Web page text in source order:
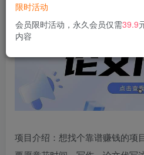
项目介绍：想找个靠谱赚钱的项
限时活动
会员限时活动，永久会员仅需39.9
内容